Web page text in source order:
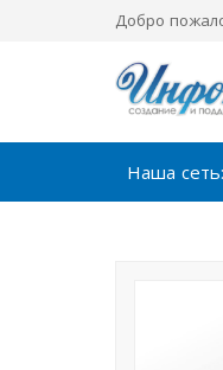
Добро
Наша сеть: